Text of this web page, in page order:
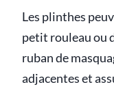
Les plinthes
petit rouleau ou
ruban de
adjacentes et